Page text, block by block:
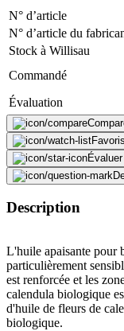
N° d’article
N° d’article du
Stock à Willisau
Commandé
Évaluation
Description
L'huile apaisante pour
particulièrement
est renforcée et les
calendula biologique
d'huile de fleurs de
biologique.